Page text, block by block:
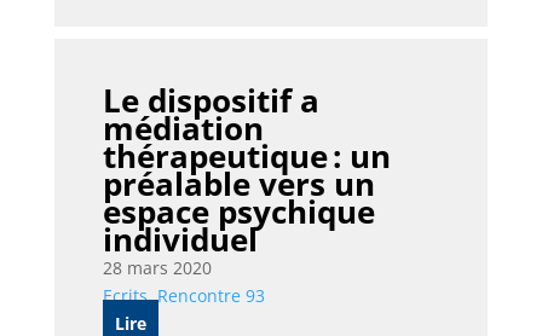
Le dispositif a
médiation
thérapeutique : un
préalable vers un
espace psychique
individuel
28 mars 2020
Ecrits,Rencontre 93
Lire